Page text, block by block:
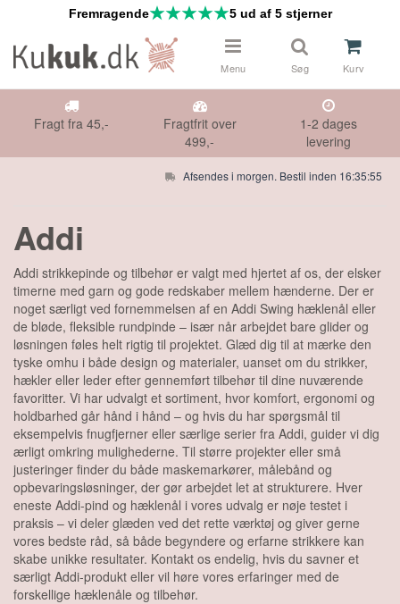
Fremragende 5 ud af 5 stjerner
Menu Søg Kurv
TILBUD
Fragt fra 45,-
Fragtfrit over
499,-
1-2 dages
levering
Afsendes i morgen. Bestil inden 16:35:54
Addi
Addi strikkepinde og tilbehør er valgt med hjertet af os, der elsker
timerne med garn og gode redskaber mellem hænderne. Der er
noget særligt ved fornemmelsen af en Addi Swing hæklenål eller
de bløde, fleksible rundpinde – især når arbejdet bare glider og
løsningen føles helt rigtig til projektet. Glæd dig til at mærke den
tyske omhu i både design og materialer, uanset om du strikker,
hækler eller leder efter gennemført tilbehør til dine nuværende
favoritter. Vi har udvalgt et sortiment, hvor komfort, ergonomi og
holdbarhed går hånd i hånd – og hvis du har spørgsmål til
eksempelvis fnugfjerner eller særlige serier fra Addi, guider vi dig
ærligt omkring mulighederne. Til større projekter eller små
justeringer finder du både maskemarkører, målebånd og
opbevaringsløsninger, der gør arbejdet let at strukturere. Hver
eneste Addi-pind og hæklenål i vores udvalg er nøje testet i
praksis – vi deler glæden ved det rette værktøj og giver gerne
vores bedste råd, så både begyndere og erfarne strikkere kan
skabe unikke resultater. Kontakt os endelig, hvis du savner et
særligt Addi-produkt eller vil høre vores erfaringer med de
forskellige hæklenåle og tilbehør.